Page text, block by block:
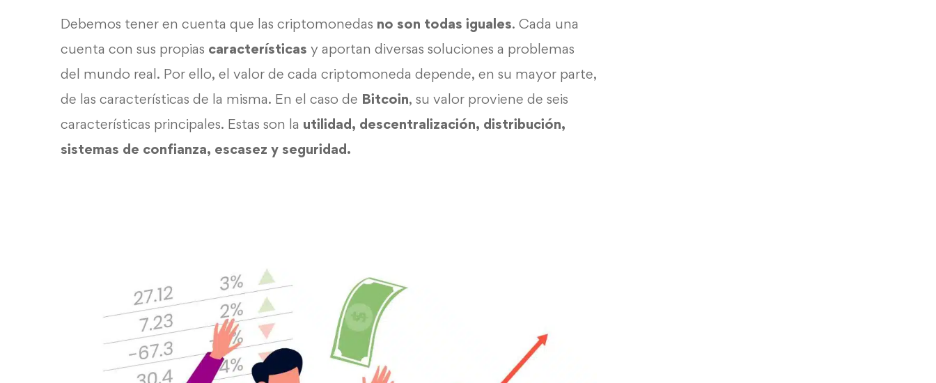
Debemos tener en cuenta que las criptomonedas no son todas iguales. Cada una
cuenta con sus propias características y aportan diversas soluciones a problemas
del mundo real. Por ello, el valor de cada criptomoneda depende, en su mayor parte,
de las características de la misma. En el caso de Bitcoin, su valor proviene de seis
características principales. Estas son la utilidad, descentralización, distribución,
sistemas de confianza, escasez y seguridad.